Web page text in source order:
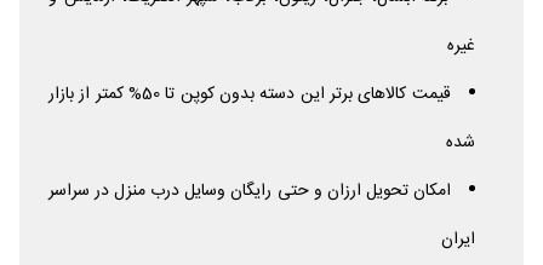
غیره
قیمت کالاهای برتر این دسته بدون کوپن تا 50% کمتر از بازار
شده
امکان تحویل ارزان و حتی رایگان وسایل درب منزل در سراسر
ایران